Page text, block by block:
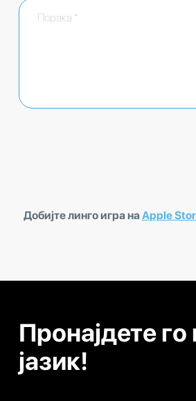
Добијте линго игра на Apple
Пронајдете
јазик!